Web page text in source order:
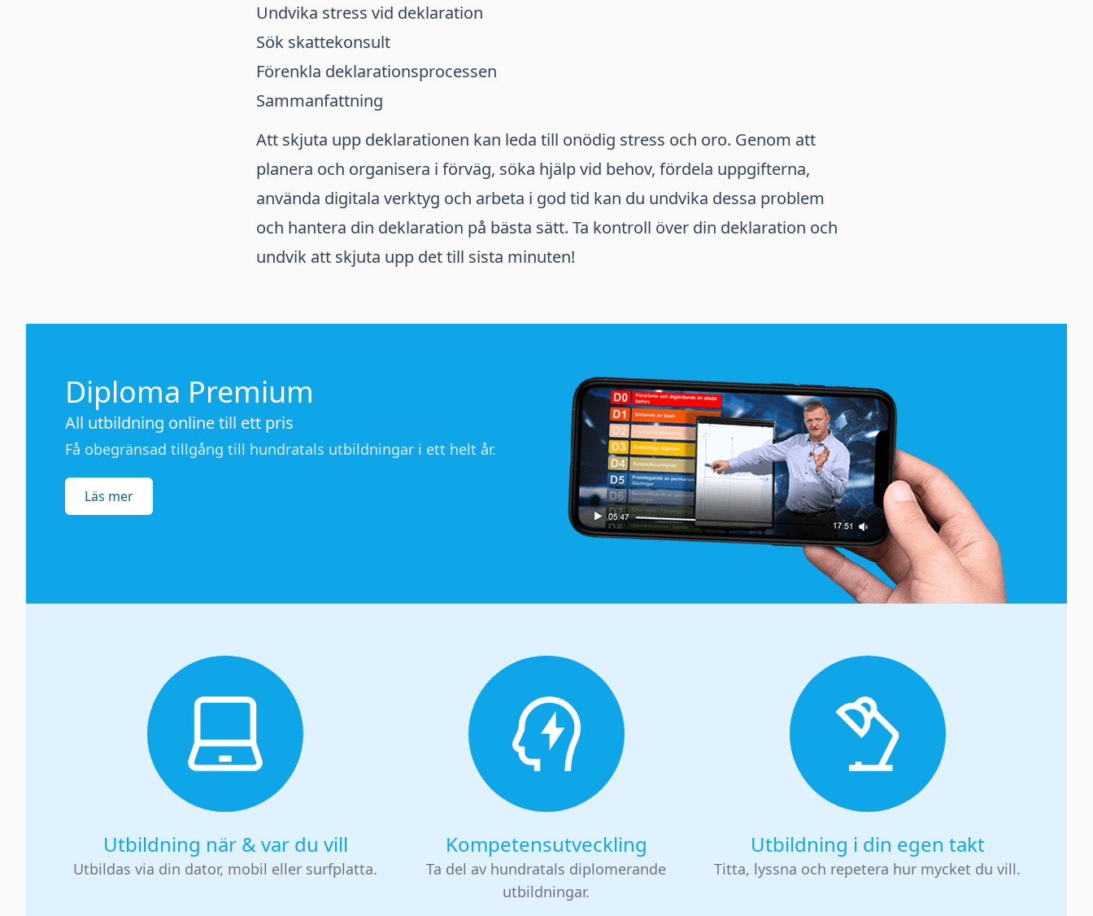
Undvika stress vid deklaration
Sök skattekonsult
Förenkla deklarationsprocessen
Sammanfattning
Att skjuta upp deklarationen kan leda till onödig stress och oro. Genom att
planera och organisera i förväg, söka hjälp vid behov, fördela uppgifterna,
använda digitala verktyg och arbeta i god tid kan du undvika dessa problem
och hantera din deklaration på bästa sätt. Ta kontroll över din deklaration och
undvik att skjuta upp det till sista minuten!
Diploma Premium
All utbildning online till ett pris
Få obegränsad tillgång till hundratals utbildningar i ett helt år.
Läs mer
Utbildning när & var du vill
Utbildas via din dator, mobil eller surfplatta.
Kompetensutveckling
Ta del av hundratals diplomerande
utbildningar.
Utbildning i din egen takt
Titta, lyssna och repetera hur mycket du vill.